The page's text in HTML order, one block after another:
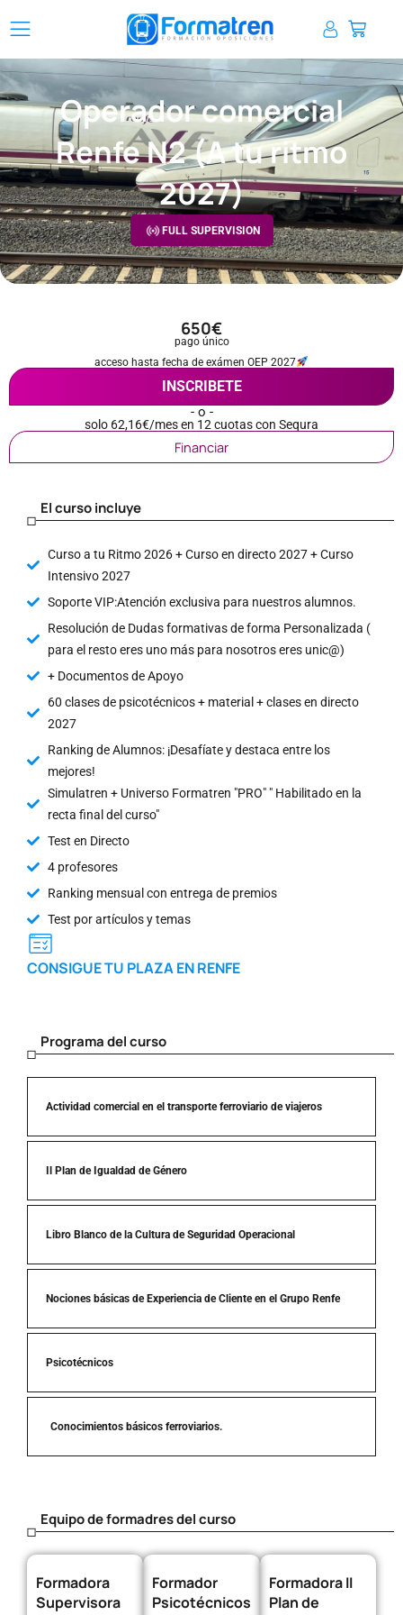
al
Operador comercial
Renfe N2 (A tu ritmo
2027)
FULL SUPERVISION
650€
pago único
acceso hasta fecha de exámen OEP 2027
INSCRIBETE
- o -
solo 62,16€/mes en 12 cuotas con Sequra
Financiar
El curso incluye
Curso a tu Ritmo 2026 + Curso en directo 2027 + Curso
Intensivo 2027
Soporte VIP:Atención exclusiva para nuestros alumnos.
Resolución de Dudas formativas de forma Personalizada (
para el resto eres uno más para nosotros eres unic@)
+ Documentos de Apoyo
60 clases de psicotécnicos + material + clases en directo
2027
Ranking de Alumnos: ¡Desafíate y destaca entre los
mejores!
Simulatren + Universo Formatren "PRO" " Habilitado en la
recta final del curso"
Test en Directo
4 profesores
Ranking mensual con entrega de premios
Test por artículos y temas
CONSIGUE TU PLAZA EN RENFE
Programa del curso
Actividad comercial en el transporte ferroviario de viajeros
Il Plan de Igualdad de Género
Libro Blanco de la Cultura de Seguridad Operacional
Nociones básicas de Experiencia de Cliente en el Grupo Renfe
Psicotécnicos
Conocimientos básicos ferroviarios.
Equipo de formadres del curso
Formadora
Supervisora
Formador
Psicotécnicos
Formadora II
Plan de